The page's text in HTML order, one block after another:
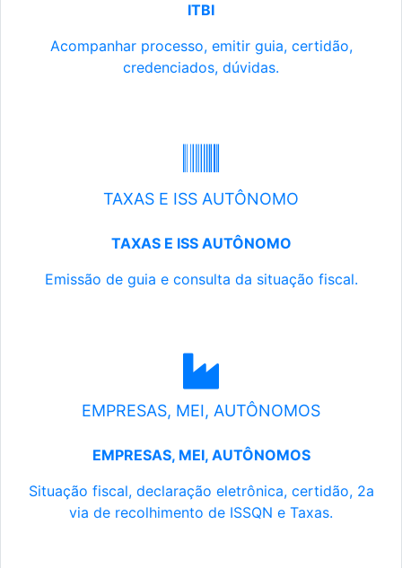
ITBI
Acompanhar processo, emitir guia, certidão,
credenciados, dúvidas.
TAXAS E ISS AUTÔNOMO
TAXAS E ISS AUTÔNOMO
Emissão de guia e consulta da situação fiscal.
EMPRESAS, MEI, AUTÔNOMOS
EMPRESAS, MEI, AUTÔNOMOS
Situação fiscal, declaração eletrônica, certidão, 2a
via de recolhimento de ISSQN e Taxas.